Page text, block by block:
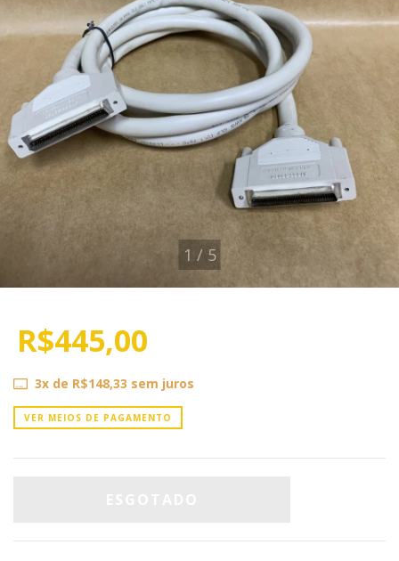
1 / 5
R$445,00
3x de R$148,33 sem juros
VER MEIOS DE PAGAMENTO